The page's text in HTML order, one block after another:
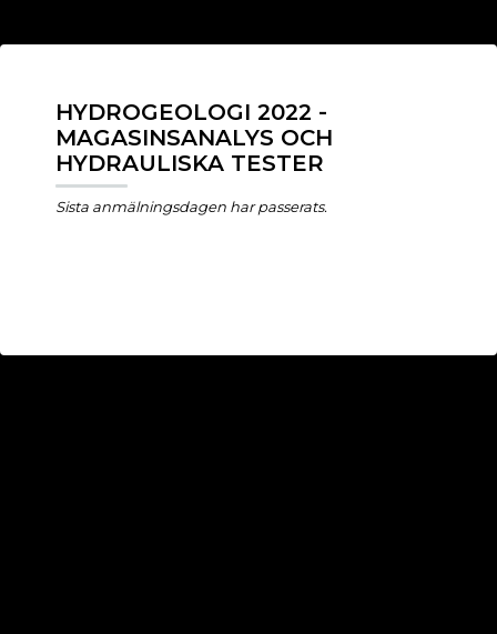
HYDROGEOLOGI 2022 -
MAGASINSANALYS OCH
HYDRAULISKA TESTER
Sista anmälningsdagen har passerats.